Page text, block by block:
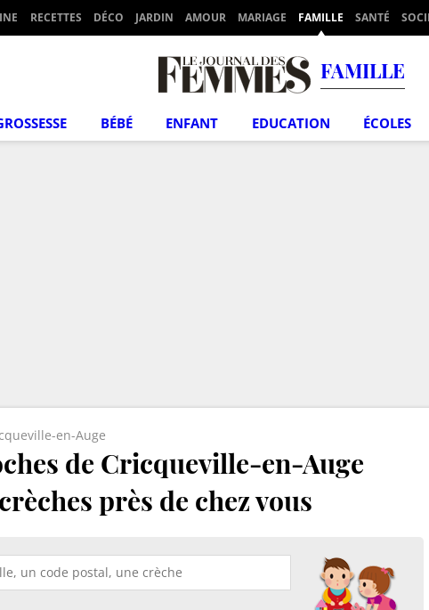
RECETTES DÉCO JARDIN AMOUR MARIAGE FAMILLE SANTÉ
FAMILLE
BÉBÉ ENFANT EDUCATION ÉCOLES
en-Auge
de Cricqueville-en-Auge
près de chez vous